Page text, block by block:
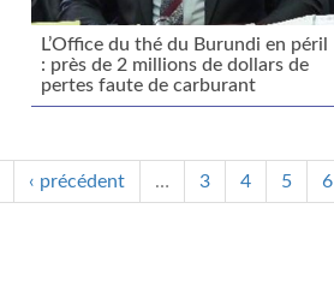
L’Office du thé du Burundi en péril
: près de 2 millions de dollars de
pertes faute de carburant
‹ précédent … 3 4 5 6